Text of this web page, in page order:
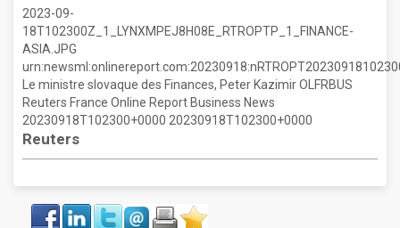
2023-09-
18T102300Z_1_LYNXMPEJ8H08E_RTROPTP_1_FINANCE-
ASIA.JPG
Le ministre slovaque des Finances, Peter Kazimir OLFRBUS
Reuters France Online Report Business News
20230918T102300+0000 20230918T102300+0000
Reuters
Face
book
LinkIn Twitter Envoyer ImprimerFavoris